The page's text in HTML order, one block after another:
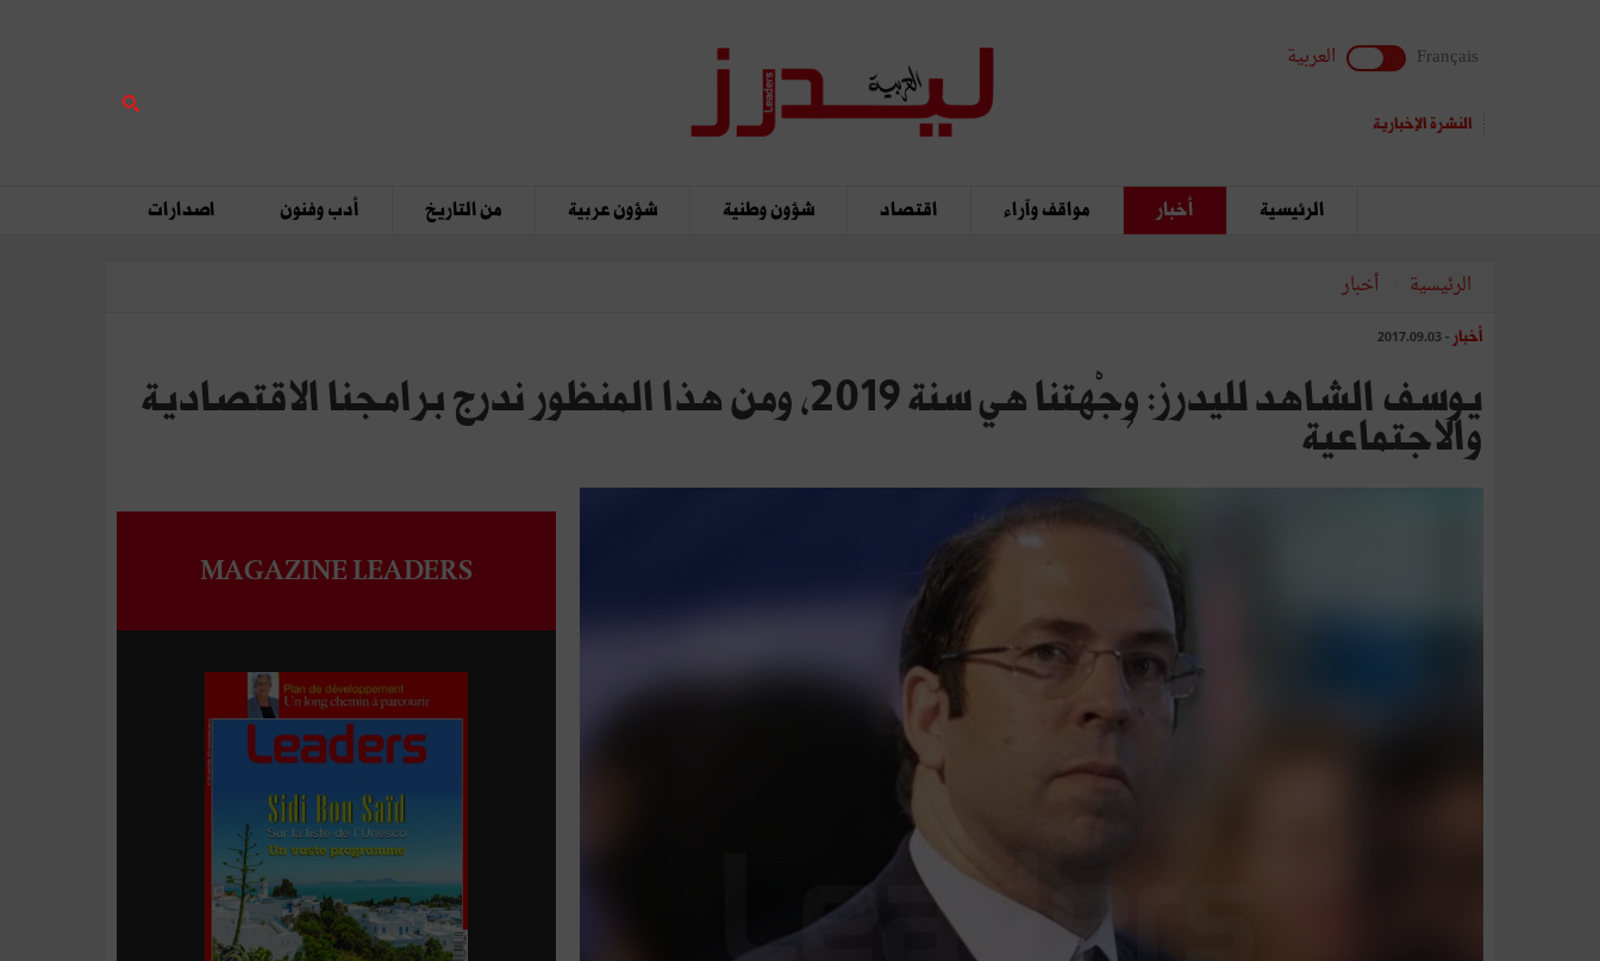
Français العربية
النشرة الإخبارية
الرئيسية أخبار مواقف وآراء اقتصاد شؤون وطنية شؤون عربية من التاريخ أدب وفنون اصدارات
الرئيسية أخبار
أخبار - 2017.09.03
يوسف الشاهد لليدرز: وِجْهتنا هي سنة 2019، ومن هذا المنظور ندرج برامجنا الاقتصادية
والاجتماعية
MAGAZINE LEADERS